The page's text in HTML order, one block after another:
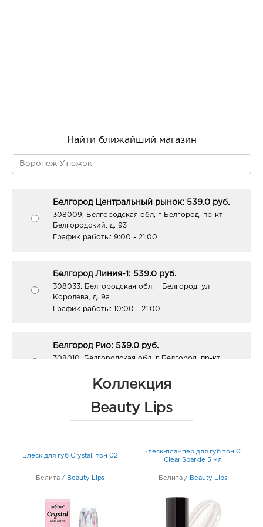
Найти ближайший магазин
Белгород Центральный рынок: 539.0 руб.
308009, Белгородская обл, г Белгород, пр-кт
Белгородский, д. 93
График работы: 9:00 - 21:00
Белгород Линия-1: 539.0 руб.
308033, Белгородская обл, г Белгород, ул
Королева, д. 9а
График работы: 10:00 - 21:00
Белгород Рио: 539.0 руб.
308010, Белгородская обл, г Белгород, пр-кт
График работы:10:00 - 21:00
График работы:10:00 - 22:00
394088, Воронежская обл, г Воронеж, ул Генерала
Лизюкова, д. 60
График работы:
Коллекция
Beauty Lips
Блеск для губ Crystal, тон 02
Белита / Beauty Lips
Блеск-плампер для губ тон 01
Clear Sparkle 5 мл
Белита / Beauty Lips